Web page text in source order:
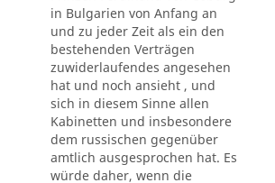
in Bulgarien von Anfang an
und zu jeder Zeit als ein den
bestehenden Verträgen
zuwiderlaufendes angesehen
hat und noch ansieht , und
sich in diesem Sinne allen
Kabinetten und insbesondere
dem russischen gegenüber
amtlich ausgesprochen hat. Es
würde daher, wenn die